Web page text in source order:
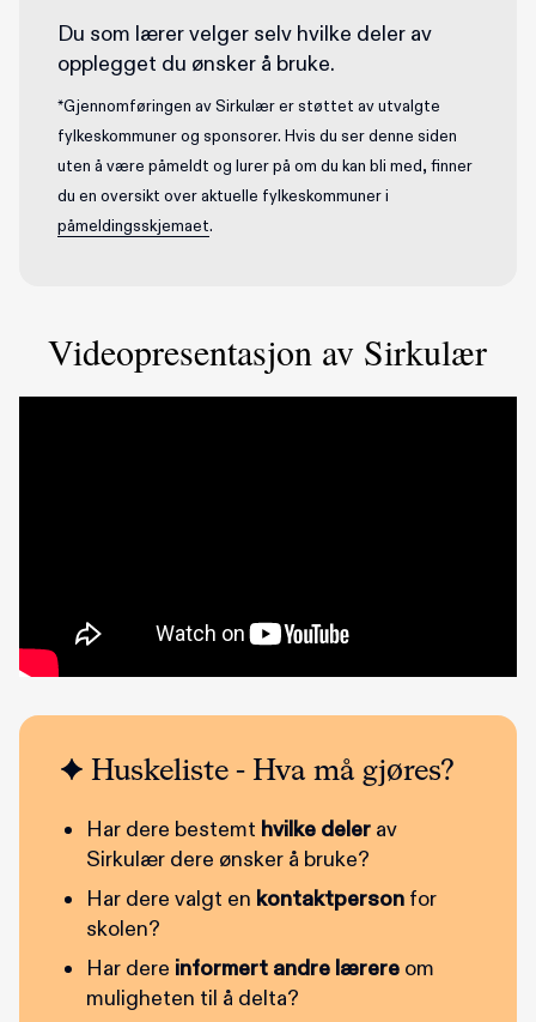
Du som lærer velger selv hvilke deler av
opplegget du ønsker å bruke.
*Gjennomføringen av Sirkulær er støttet av utvalgte
fylkeskommuner og sponsorer. Hvis du ser denne siden
uten å være påmeldt og lurer på om du kan bli med, finner
du en oversikt over aktuelle fylkeskommuner i
påmeldingsskjemaet.
Videopresentasjon av Sirkulær
Huskeliste - Hva må gjøres?
Har dere bestemt hvilke deler av
Sirkulær dere ønsker å bruke?
Har dere valgt en kontaktperson for
skolen?
Har dere informert andre lærere om
muligheten til å delta?